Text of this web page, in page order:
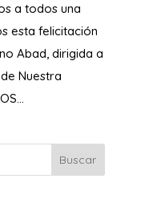
a todos una
esta felicitación
Abad, dirigida a
Nuestra